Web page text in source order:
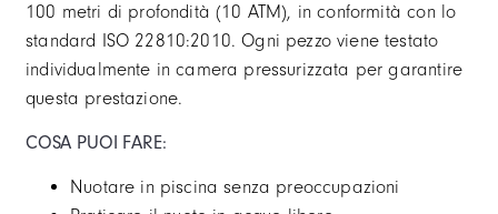
100 metri di profondità (10 ATM), in conformità con lo
standard ISO 22810:2010. Ogni pezzo viene testato
individualmente in camera pressurizzata per garantire
questa prestazione.
COSA PUOI FARE:
Nuotare in piscina senza preoccupazioni